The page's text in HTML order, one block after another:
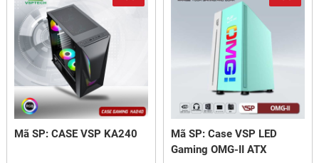
Mã SP: CASE VSP KA240
Mã SP: Case VSP LED
Gaming OMG-II ATX